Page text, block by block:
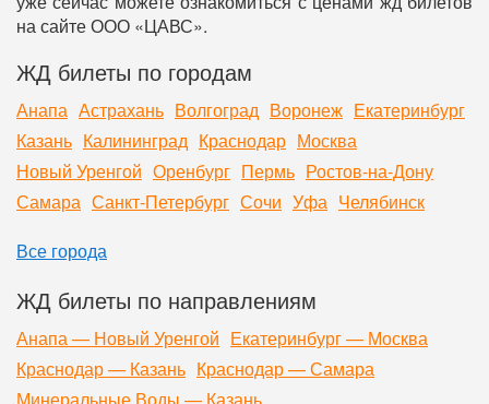
на сайте ООО «ЦАВС».
ЖД билеты по городам
Анапа Астрахань Волгоград Воронеж Екатеринбург
Казань Калининград Краснодар Москва
Новый Уренгой Оренбург Пермь Ростов-на-Дону
Самара Санкт-Петербург Сочи Уфа Челябинск
Все города
ЖД билеты по направлениям
Анапа — Новый Уренгой Екатеринбург — Москва
Краснодар — Казань Краснодар — Самара